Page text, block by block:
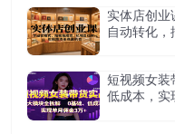
实体店创
自动转化
短视频女装
低成本，实